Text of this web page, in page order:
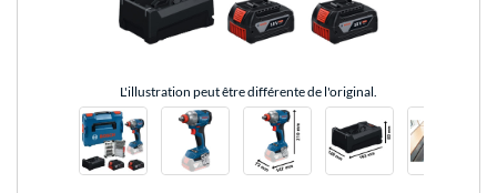
L'illustration peut être différente de l'original.